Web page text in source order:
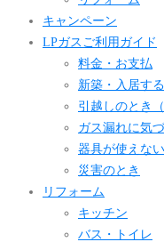
キャンペーン
LPガスご利用ガイド
料金・お支払
新築・入居す
引越しのとき
ガス漏れに気
器具が使えな
災害のとき
リフォーム
キッチン
バス・トイレ